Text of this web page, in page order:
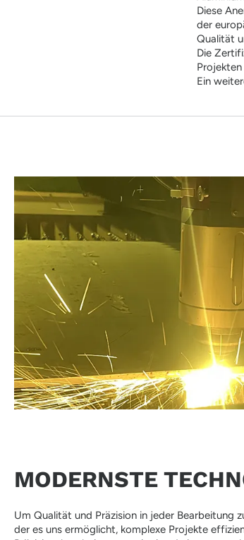
Diese
der
Qualität
Die
Ein
MODERNSTE
Um Qualität und Präzision in jeder Bearbeitung
der es uns ermöglicht, komplexe Projekte